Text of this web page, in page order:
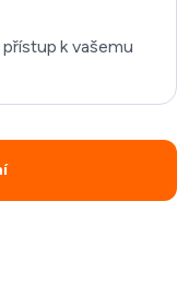
k vašemu